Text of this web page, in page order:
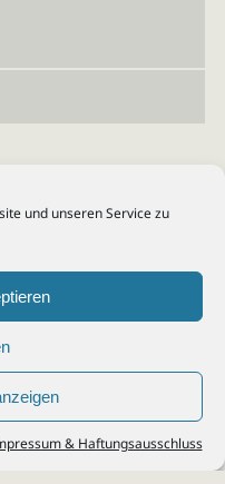
und unseren Service zu
& Haftungsausschluss
Poll, Porz, Deutz, Mülheim,